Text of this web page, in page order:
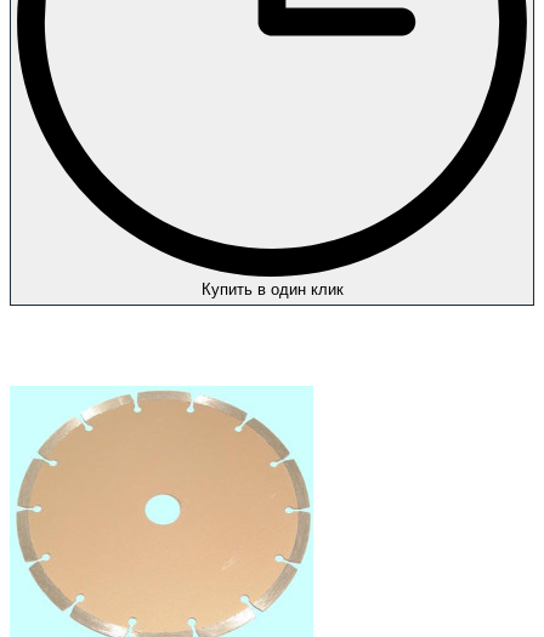
Купить в один клик